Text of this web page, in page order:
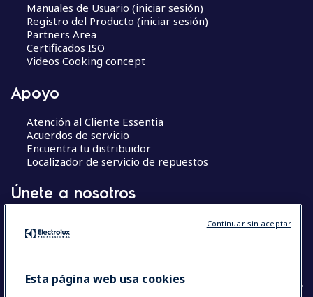
Manuales de Usuario (iniciar sesión)
Registro del Producto (iniciar sesión)
Partners Area
Certificados ISO
Videos Cooking concept
Apoyo
Atención al Cliente Essentia
Acuerdos de servicio
Encuentra tu distribuidor
Localizador de servicio de repuestos
Únete a nosotros
Chef’s Hub
Esta página web usa cookies
Continuar sin aceptar